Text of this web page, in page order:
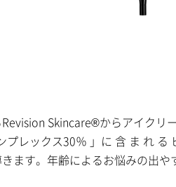
Skincare®からアイクリ
レックス30％ 」に 含 ま れ
ます。年齢によるお悩みの出や